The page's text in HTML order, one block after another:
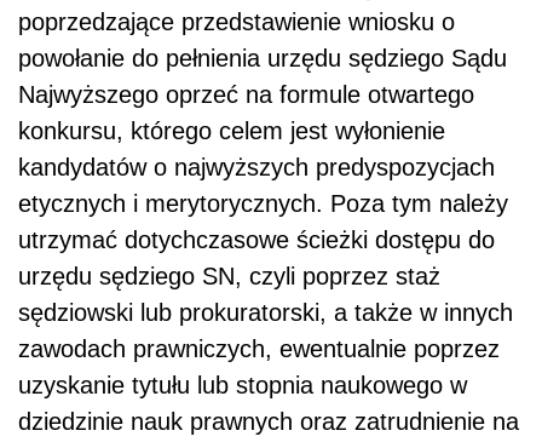
poprzedzające przedstawienie wniosku o
powołanie do pełnienia urzędu sędziego Sądu
Najwyższego oprzeć na formule otwartego
konkursu, którego celem jest wyłonienie
kandydatów o najwyższych predyspozycjach
etycznych i merytorycznych. Poza tym należy
utrzymać dotychczasowe ścieżki dostępu do
urzędu sędziego SN, czyli poprzez staż
sędziowski lub prokuratorski, a także w innych
zawodach prawniczych, ewentualnie poprzez
uzyskanie tytułu lub stopnia naukowego w
dziedzinie nauk prawnych oraz zatrudnienie na